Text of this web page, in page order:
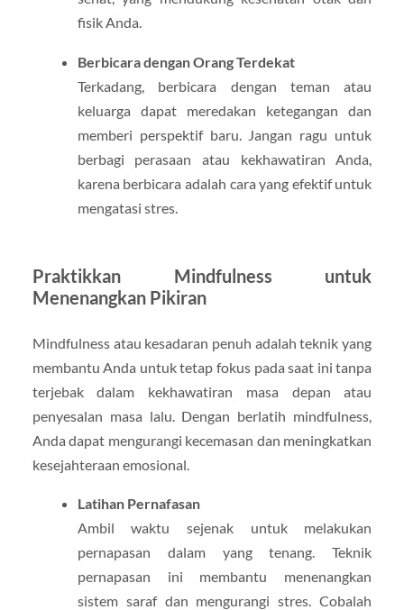
fisik Anda.
Berbicara dengan Orang Terdekat
Terkadang, berbicara dengan teman atau
keluarga dapat meredakan ketegangan dan
memberi perspektif baru. Jangan ragu untuk
berbagi perasaan atau kekhawatiran Anda,
karena berbicara adalah cara yang efektif untuk
mengatasi stres.
Praktikkan Mindfulness untuk
Menenangkan Pikiran
Mindfulness atau kesadaran penuh adalah teknik yang
membantu Anda untuk tetap fokus pada saat ini tanpa
terjebak dalam kekhawatiran masa depan atau
penyesalan masa lalu. Dengan berlatih mindfulness,
Anda dapat mengurangi kecemasan dan meningkatkan
kesejahteraan emosional.
Latihan Pernafasan
Ambil waktu sejenak untuk melakukan
pernapasan dalam yang tenang. Teknik
pernapasan ini membantu menenangkan
sistem saraf dan mengurangi stres. Cobalah